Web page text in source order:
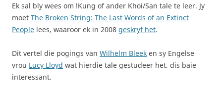
Ek sal bly wees om !Kung of ander Khoi/San tale te leer. Jy
moet The Broken String: The Last Words of an Extinct
People lees, waaroor ek in 2008 geskryf het.
Dit vertel die pogings van Wilhelm Bleek en sy Engelse
vrou Lucy Lloyd wat hierdie tale gestudeer het, dis baie
interessant.